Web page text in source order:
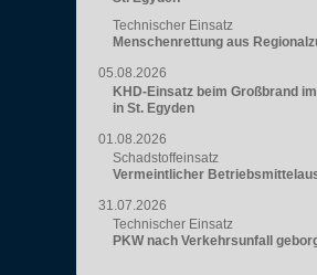
Technischer Einsatz
Menschenrettung aus
05.08.2026
KHD-Einsatz beim Großbrand
in St. Egyden
01.08.2026
Schadstoffeinsatz
Vermeintlicher
31.07.2026
Technischer Einsatz
PKW nach Verkehrsunfall